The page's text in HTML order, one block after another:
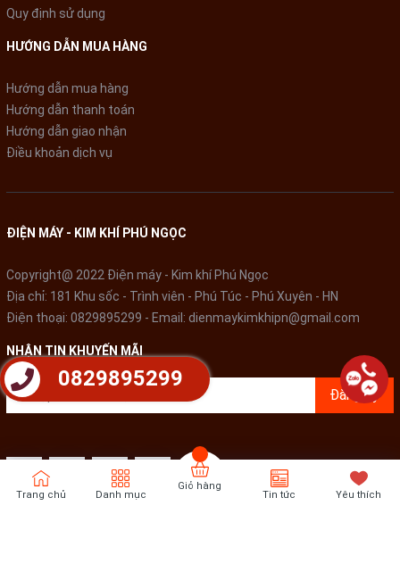
Dung tích 1.8 lít, sản phẩm đáp ứng đủ nhu cầu nấu cơm cho
gia đình4 - 6 người ăn
Quy định sử dụng
HƯỚNG DẪN MUA HÀNG
Hướng dẫn mua hàng
Hướng dẫn thanh toán
Hướng dẫn giao nhận
Điều khoản dịch vụ
ĐIỆN MÁY - KIM KHÍ PHÚ NGỌC
Copyright@ 2022 Điện máy - Kim khí Phú Ngọc
Địa chỉ: 181 Khu sốc - Trình viên - Phú Túc - Phú Xuyên - HN
Điện thoại: 0829895299 - Email: dienmaykimkhipn@gmail.com
NHẬN TIN KHUYẾN MÃI
Đăng ký
Trang chủ Danh mục
Giỏ hàng
Tin tức Yêu thích
0829895299